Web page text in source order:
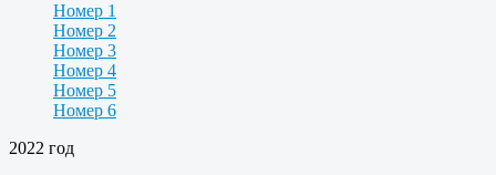
Номер 1
Номер 2
Номер 3
Номер 4
Номер 5
Номер 6
2022 год